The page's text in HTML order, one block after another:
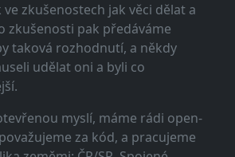
zkušenostech jak věci dělat a
zkušenosti pak předáváme
taková rozhodnutí, a někdy
udělat oni a byli co
myslí, máme rádi open-
za kód, a pracujeme